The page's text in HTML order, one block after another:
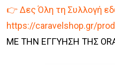
👉 Δες Όλη τη Συλλογή
https://caravelshop.gr/
ΜΕ ΤΗΝ ΕΓΓΥΗΣΗ ΤΗΣ